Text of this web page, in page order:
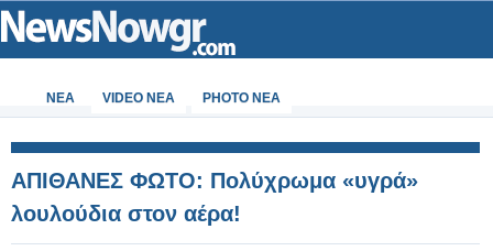
ΝΕΑ VIDEO NEA PHOTO NEA
AΠΙΘΑΝΕΣ ΦΩΤΟ: Πολύχρωμα «υγρά»
λουλούδια στον αέρα!